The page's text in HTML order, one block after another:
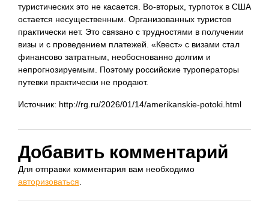
туристических это не касается. Во-вторых, турпоток в США
остается несущественным. Организованных туристов
практически нет. Это связано с трудностями в получении
визы и с проведением платежей. «Квест» с визами стал
финансово затратным, необоснованно долгим и
непрогнозируемым. Поэтому российские туроператоры
путевки практически не продают.
Источник: http://rg.ru/2026/01/14/amerikanskie-potoki.html
Добавить комментарий
Для отправки комментария вам необходимо
авторизоваться.